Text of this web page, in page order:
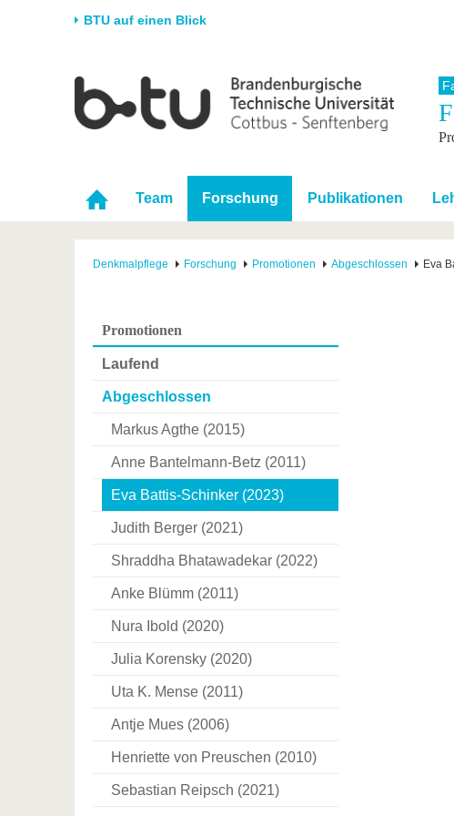
BTU auf einen Blick
Universität
Karriere & Engagement
Partnerschaften &
Strukturwandel
Forschung
Förderung
Wissenschaftlicher
Nachwuchs
Studium
Im Studium
Nach dem
Team Forschung Publikationen
Denkmalpflege Forschung Promotionen Abgeschlossen Eva
Promotionen
Laufend
Abgeschlossen
Markus Agthe (2015)
Anne Bantelmann-Betz (2011)
Eva Battis-Schinker (2023)
Judith Berger (2021)
Shraddha Bhatawadekar (2022)
Anke Blümm (2011)
Nura Ibold (2020)
Julia Korensky (2020)
Uta K. Mense (2011)
Antje Mues (2006)
Henriette von Preuschen (2010)
Sebastian Reipsch (2021)